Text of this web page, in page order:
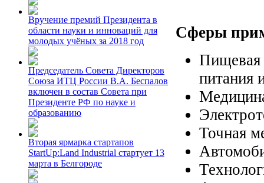
Вручение премий Президента в
области науки и инноваций для
молодых учёных за 2018 год
Председатель Совета Директоров
Союза ИТЦ России В.А. Беспалов
включен в состав Совета при
Президенте РФ по науке и
образованию
Вторая ярмарка стартапов
StartUp:Land Industrial стартует 13
марта в Белгороде
Сферы
Пищевая
питания
Точная